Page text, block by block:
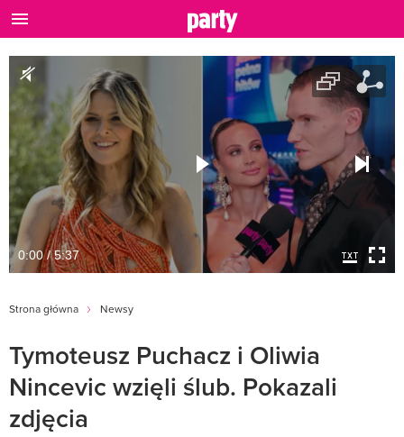
0:00 / 5:37
Strona główna Newsy
Tymoteusz Puchacz i Oliwia
Nincevic wzięli ślub. Pokazali
zdjęcia